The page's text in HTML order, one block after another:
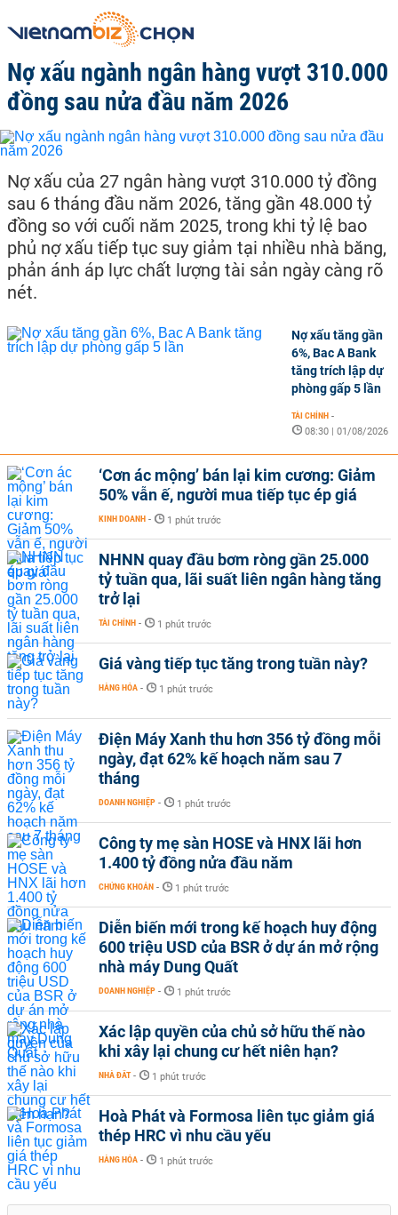
Nợ xấu ngành ngân hàng vượt 310.000
đồng sau nửa đầu năm 2026
Nợ xấu của 27 ngân hàng vượt 310.000 tỷ đồng
sau 6 tháng đầu năm 2026, tăng gần 48.000 tỷ
đồng so với cuối năm 2025, trong khi tỷ lệ bao
phủ nợ xấu tiếp tục suy giảm tại nhiều nhà băng,
phản ánh áp lực chất lượng tài sản ngày càng rõ
nét.
Nợ xấu tăng gần
6%, Bac A Bank
tăng trích lập dự
phòng gấp 5 lần
TÀI CHÍNH -
08:30 | 01/08/2026
‘Cơn ác mộng’ bán lại kim cương: Giảm
50% vẫn ế, người mua tiếp tục ép giá
KINH DOANH - 1 phút trước
NHNN quay đầu bơm ròng gần 25.000
tỷ tuần qua, lãi suất liên ngân hàng tăng
trở lại
TÀI CHÍNH - 1 phút trước
Giá vàng tiếp tục tăng trong tuần này?
HÀNG HÓA - 1 phút trước
Điện Máy Xanh thu hơn 356 tỷ đồng mỗi
ngày, đạt 62% kế hoạch năm sau 7
tháng
DOANH NGHIỆP - 1 phút trước
Công ty mẹ sàn HOSE và HNX lãi hơn
1.400 tỷ đồng nửa đầu năm
CHỨNG KHOÁN - 1 phút trước
Diễn biến mới trong kế hoạch huy động
600 triệu USD của BSR ở dự án mở rộng
nhà máy Dung Quất
DOANH NGHIỆP - 1 phút trước
Xác lập quyền của chủ sở hữu thế nào
khi xây lại chung cư hết niên hạn?
NHÀ ĐẤT - 1 phút trước
Hoà Phát và Formosa liên tục giảm giá
thép HRC vì nhu cầu yếu
HÀNG HÓA - 1 phút trước